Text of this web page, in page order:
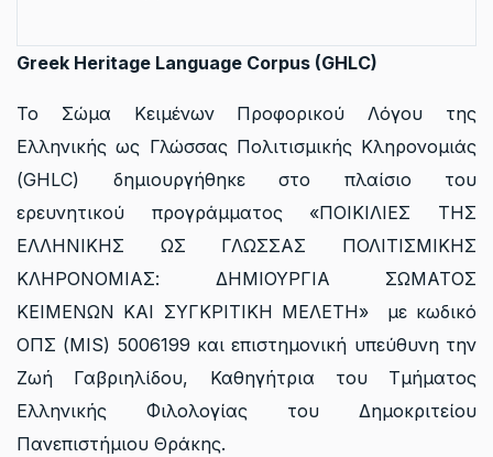
Greek Heritage Language Corpus (GHLC)
Το Σώμα Κειμένων Προφορικού Λόγου της
Ελληνικής ως Γλώσσας Πολιτισμικής Κληρονομιάς
(GHLC) δημιουργήθηκε στο πλαίσιο του
ερευνητικού προγράμματος «ΠΟΙΚΙΛΙΕΣ ΤΗΣ
ΕΛΛΗΝΙΚΗΣ ΩΣ ΓΛΩΣΣΑΣ ΠΟΛΙΤΙΣΜΙΚΗΣ
ΚΛΗΡΟΝΟΜΙΑΣ: ΔΗΜΙΟΥΡΓΙΑ ΣΩΜΑΤΟΣ
ΚΕΙΜΕΝΩΝ ΚΑΙ ΣΥΓΚΡΙΤΙΚΗ ΜΕΛΕΤΗ» με κωδικό
ΟΠΣ (MIS) 5006199 και επιστημονική υπεύθυνη την
Ζωή Γαβριηλίδου, Καθηγήτρια του Τμήματος
Ελληνικής Φιλολογίας του Δημοκριτείου
Πανεπιστήμιου Θράκης.